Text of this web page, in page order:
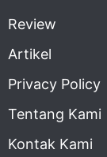
Review
Artikel
Privacy Policy
Tentang Kami
Kontak Kami